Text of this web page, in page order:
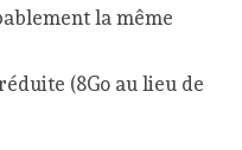
la même
(8Go au lieu de